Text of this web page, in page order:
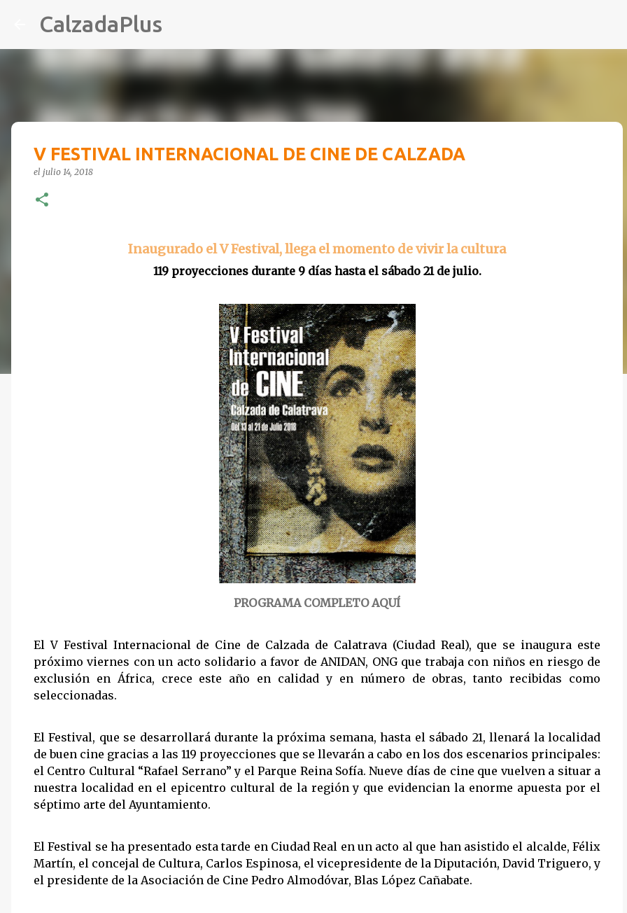
CalzadaPlus
V FESTIVAL INTERNACIONAL DE CINE DE CALZADA
el julio 14, 2018
Inaugurado el V Festival, llega el momento de vivir la cultura
119 proyecciones durante 9 días hasta el sábado 21 de julio.
PROGRAMA COMPLETO AQUÍ
El V Festival Internacional de Cine de Calzada de Calatrava (Ciudad Real), que se inaugura este
próximo viernes con un acto solidario a favor de ANIDAN, ONG que trabaja con niños en riesgo de
exclusión en África, crece este año en calidad y en número de obras, tanto recibidas como
seleccionadas.
El Festival, que se desarrollará durante la próxima semana, hasta el sábado 21, llenará la localidad
de buen cine gracias a las 119 proyecciones que se llevarán a cabo en los dos escenarios principales:
el Centro Cultural “Rafael Serrano” y el Parque Reina Sofía. Nueve días de cine que vuelven a situar a
nuestra localidad en el epicentro cultural de la región y que evidencian la enorme apuesta por el
séptimo arte del Ayuntamiento.
El Festival se ha presentado esta tarde en Ciudad Real en un acto al que han asistido el alcalde, Félix
Martín, el concejal de Cultura, Carlos Espinosa, el vicepresidente de la Diputación, David Triguero, y
el presidente de la Asociación de Cine Pedro Almodóvar, Blas López Cañabate.